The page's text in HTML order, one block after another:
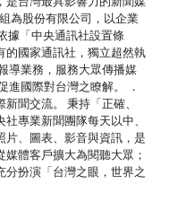
為股份有限公司，以企業
據「中央通訊社設置條
的國家通訊社，獨立超然執
導業務，服務大眾傳播媒
進國際對台灣之瞭解。 ．
聞交流。 秉持「正確、
專業新聞團隊每天以中、
、圖表、影音與資訊，是
體客戶擴大為閱聽大眾；
扮演「台灣之眼，世界之